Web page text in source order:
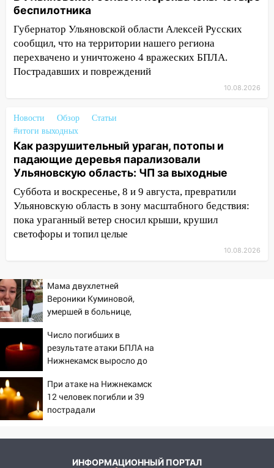
административно-технического
контроля администрации Ульяновска
11:12 В Ульяновской области в огне
погиб один человек
12 человек погибли и 39 получили
Нижнекамск
10:51 В Ульяновской области
перехвачены четыре беспилотника
10:15 Соцсети: мотоциклист врезался в
«Калину» в Новом городе
10:11 Во время атаки беспилотников в
Нижнекамске погибли люди: в
республике объявили траур
деревьев в Ульяновске
10:00
В Кузоватово ураганный ветер
повредил кровли районного дома
культуры и школы
09:20
Момент падения дерева на
машину в Ульяновске попал на видео
09:16
Утро ульяновских водителей
началось с «глухой» пробки на старом
мосту
Ульяновске произошла авария
беспилотника
Губернатор Ульяновской области Алексей Русских
сообщил, что на территории нашего региона
перехвачено и уничтожено 4 вражеских БПЛА.
Пострадавших и повреждений
10.08.2026
Новости Обзор
Статьи
#итоги выходных
Как разрушительный ураган, потопы и
падающие деревья парализовали
Ульяновскую область: ЧП за выходные
Суббота и воскресенье, 8 и 9 августа, превратили
Ульяновскую область в зону масштабного бедствия:
пока ураганный ветер сносил крыши, крушил
светофоры и топил целые
10.08.2026
Мама двухлетней
Вероники Куминовой,
умершей в больнице,
девочку
Число погибших в
результате атаки БПЛА на
Нижнекамск выросло до
При атаке на Нижнекамск
12 человек погибли и 39
пострадали
ИНФОРМАЦИОННЫЙ ПОРТАЛ